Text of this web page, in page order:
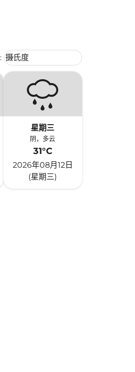
: Weather unit option 摄氏度
摄氏度
keyboard_arrow_down
星期三
阴，多云
31°C
2026年08月12日
(星期三)